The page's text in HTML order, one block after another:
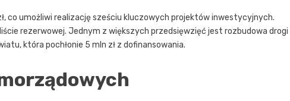
co umożliwi realizację sześciu kluczowych projektów inwestycyjnych.
rezerwowej. Jednym z większych przedsięwzięć jest rozbudowa drogi
która pochłonie 5 mln zł z dofinansowania.